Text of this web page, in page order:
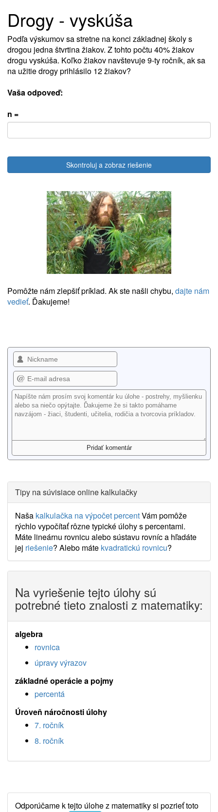
Drogy - vyskúša
Podľa výskumov sa stretne na konci základnej školy s
drogou jedna štvrtina žiakov. Z tohto počtu 40% žiakov
drogu vyskúša. Koľko žiakov navštevuje 9-ty ročník, ak sa
na užitie drogy prihlásilo 12 žiakov?
Vaša odpoveď:
n =
Skontroluj a zobraz riešenie
Pomôžte nám zlepšiť príklad. Ak ste našli chybu, dajte nám
vedieť. Ďakujeme!
Tipy na súvisiace online kalkulačky
Naša kalkulačka na výpočet percentVám pomôže
rýchlo vypočítať rôzne typické úlohy s percentami.
Máte lineárnu rovnicu alebo sústavu rovníc a hľadáte
jej riešenie? Alebo máte kvadratickú rovnicu?
Na vyriešenie tejto úlohy sú
potrebné tieto znalosti z matematiky:
algebra
rovnica
úpravy výrazov
základné operácie a pojmy
percentá
Úroveň náročnosti úlohy
7. ročník
8. ročník
Odporúčame k tejto úlohe z matematiky si pozrieť toto